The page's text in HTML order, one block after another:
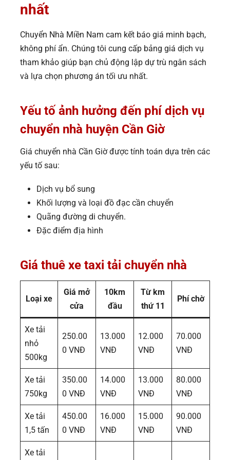
nhất
Chuyển Nhà Miền Nam cam kết báo giá minh bạch,
không phí ẩn. Chúng tôi cung cấp bảng giá dịch vụ
tham khảo giúp bạn chủ động lập dự trù ngân sách
và lựa chọn phương án tối ưu nhất.
Yếu tố ảnh hưởng đến phí dịch vụ
chuyển nhà huyện Cần Giờ
Giá chuyển nhà Cần Giờ được tính toán dựa trên các
yếu tố sau:
Dịch vụ bổ sung
Khối lượng và loại đồ đạc cần chuyển
Quãng đường di chuyển.
Đặc điểm địa hình
Giá thuê xe taxi tải chuyển nhà
Loại xe
Giá mở
cửa
10km
đầu
Từ km
thứ 11
Phí chờ
Xe tải
nhỏ
500kg
250.00
0 VNĐ
13.000
VNĐ
12.000
VNĐ
70.000
VNĐ
Xe tải
750kg
350.00
0 VNĐ
14.000
VNĐ
13.000
VNĐ
80.000
VNĐ
Xe tải
1,5 tấn
450.00
0 VNĐ
16.000
VNĐ
15.000
VNĐ
90.000
VNĐ
Xe tải